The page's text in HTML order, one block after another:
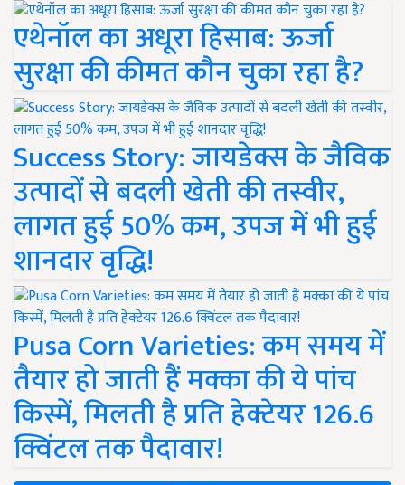
एथेनॉल का अधूरा हिसाब: ऊर्जा
सुरक्षा की कीमत कौन चुका रहा है?
Success Story: जायडेक्स के जैविक
उत्पादों से बदली खेती की तस्वीर,
लागत हुई 50% कम, उपज में भी हुई
शानदार वृद्धि!
Pusa Corn Varieties: कम समय में
तैयार हो जाती हैं मक्का की ये पांच
किस्में, मिलती है प्रति हेक्टेयर 126.6
क्विंटल तक पैदावार!